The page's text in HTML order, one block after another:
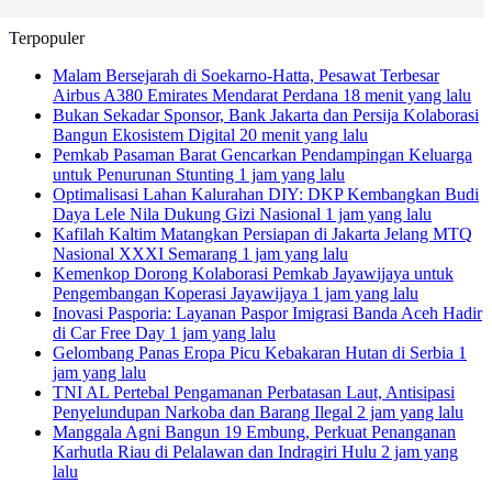
Terpopuler
Malam Bersejarah di Soekarno-Hatta, Pesawat Terbesar
Airbus A380 Emirates Mendarat Perdana 18 menit yang lalu
Bukan Sekadar Sponsor, Bank Jakarta dan Persija Kolaborasi
Bangun Ekosistem Digital 20 menit yang lalu
Pemkab Pasaman Barat Gencarkan Pendampingan Keluarga
untuk Penurunan Stunting 1 jam yang lalu
Optimalisasi Lahan Kalurahan DIY: DKP Kembangkan Budi
Daya Lele Nila Dukung Gizi Nasional 1 jam yang lalu
Kafilah Kaltim Matangkan Persiapan di Jakarta Jelang MTQ
Nasional XXXI Semarang 1 jam yang lalu
Kemenkop Dorong Kolaborasi Pemkab Jayawijaya untuk
Pengembangan Koperasi Jayawijaya 1 jam yang lalu
Inovasi Pasporia: Layanan Paspor Imigrasi Banda Aceh Hadir
di Car Free Day 1 jam yang lalu
Gelombang Panas Eropa Picu Kebakaran Hutan di Serbia 1
jam yang lalu
TNI AL Pertebal Pengamanan Perbatasan Laut, Antisipasi
Penyelundupan Narkoba dan Barang Ilegal 2 jam yang lalu
Manggala Agni Bangun 19 Embung, Perkuat Penanganan
Karhutla Riau di Pelalawan dan Indragiri Hulu 2 jam yang
lalu